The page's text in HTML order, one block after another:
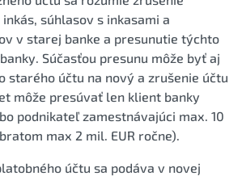
súhlasov s inkasami a
v starej banke a presunutie týchto
Súčasťou presunu môže byť aj
starého účtu na nový a zrušenie účtu
môže presúvať len klient banky
podnikateľ zamestnávajúci max. 10
max 2 mil. EUR ročne).
účtu sa podáva v novej